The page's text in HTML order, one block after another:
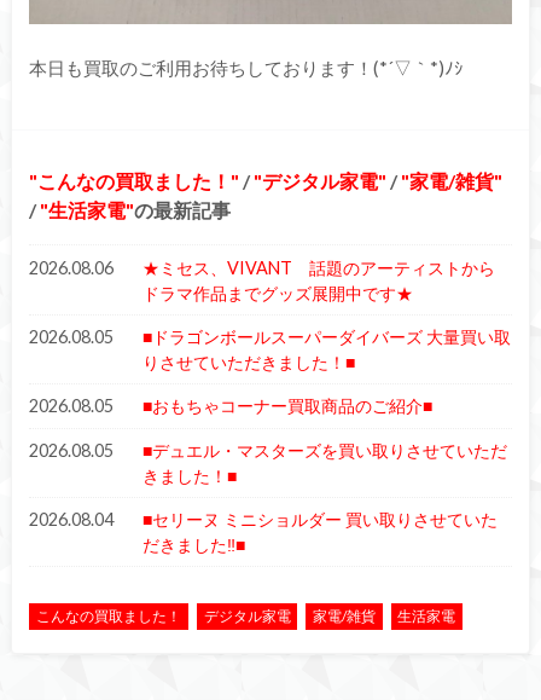
本日も買取のご利用お待ちしております！(*´▽｀*)ﾉｼ
こんなの買取ました！ / デジタル家電 / 家電/雑貨
/ 生活家電 の最新記事
2026.08.06
★ミセス、VIVANT 話題のアーティストから
ドラマ作品までグッズ展開中です★
2026.08.05
■ドラゴンボールスーパーダイバーズ 大量買い取
りさせていただきました！■
2026.08.05 ■おもちゃコーナー買取商品のご紹介■
2026.08.05
■デュエル・マスターズを買い取りさせていただ
きました！■
2026.08.04
■セリーヌ ミニショルダー 買い取りさせていた
だきました‼■
こんなの買取ました！ デジタル家電 家電/雑貨 生活家電